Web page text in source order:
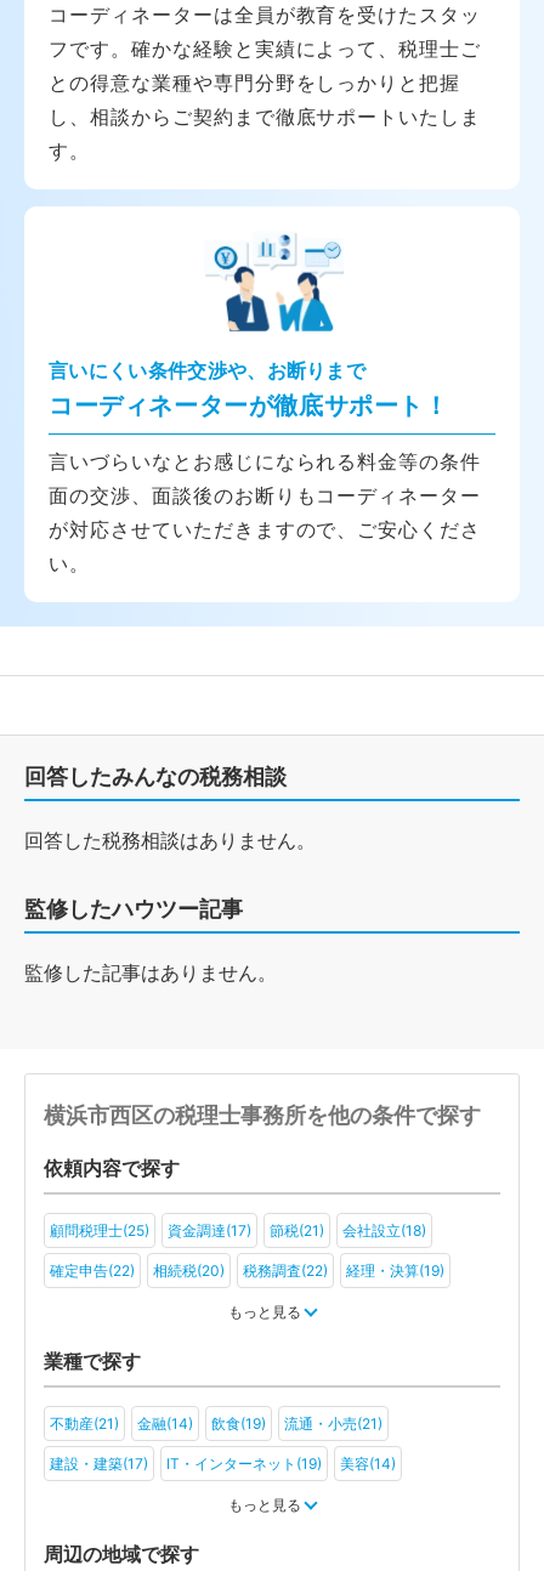
コーディネーターは全員が教育を受けたスタッ
フです。確かな経験と実績によって、税理士ご
との得意な業種や専門分野をしっかりと把握
し、相談からご契約まで徹底サポートいたしま
す。
言いにくい条件交渉や、お断りまで
コーディネーターが徹底サポート！
言いづらいなとお感じになられる料金等の条件
面の交渉、面談後のお断りもコーディネーター
が対応させていただきますので、ご安心くださ
い。
回答したみんなの税務相談
回答した税務相談はありません。
監修したハウツー記事
監修した記事はありません。
横浜市西区の税理士事務所を他の条件で探す
依頼内容で探す
顧問税理士(25) 資金調達(17) 節税(21) 会社設立(18)
確定申告(22) 相続税(20) 税務調査(22) 経理・決算(19)
もっと見る
業種で探す
不動産(21) 金融(14) 飲食(19) 流通・小売(21)
建設・建築(17) IT・インターネット(19) 美容(14)
教育(13) 医療・福祉(11)
旅行・ホテル(10) アミューズメント・レジャー(14)
もっと見る
周辺の地域で探す